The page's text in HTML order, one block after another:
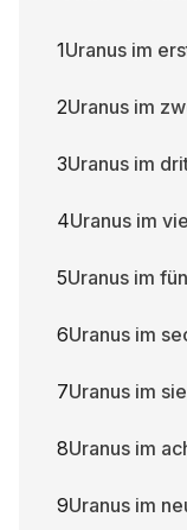
1Uranus im
2Uranus im
3Uranus im
4Uranus im
5Uranus im
6Uranus im
7Uranus im
8Uranus im
9Uranus im